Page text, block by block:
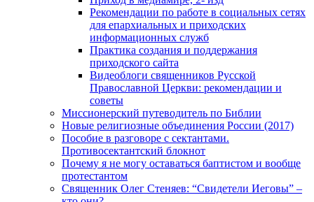
Рекомендации по работе в социальных сетях
для епархиальных и приходских
информационных служб
Практика создания и поддержания
приходского сайта
Видеоблоги священников Русской
Православной Церкви: рекомендации и
советы
Миссионерский путеводитель по Библии
Новые религиозные объединения России (2017)
Пособие в разговоре с сектантами.
Противосектантский блокнот
Почему я не могу оставаться баптистом и вообще
протестантом
Священник Олег Стеняев: “Свидетели Иеговы” –